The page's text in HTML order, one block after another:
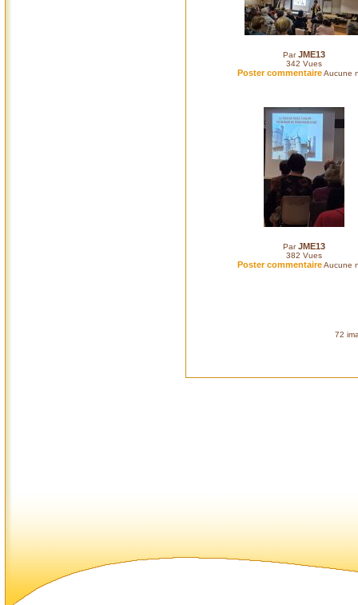
ParJME13
342 Vues
Poster commentaireAucune
ParJME13
382 Vues
Poster commentaireAucune
72